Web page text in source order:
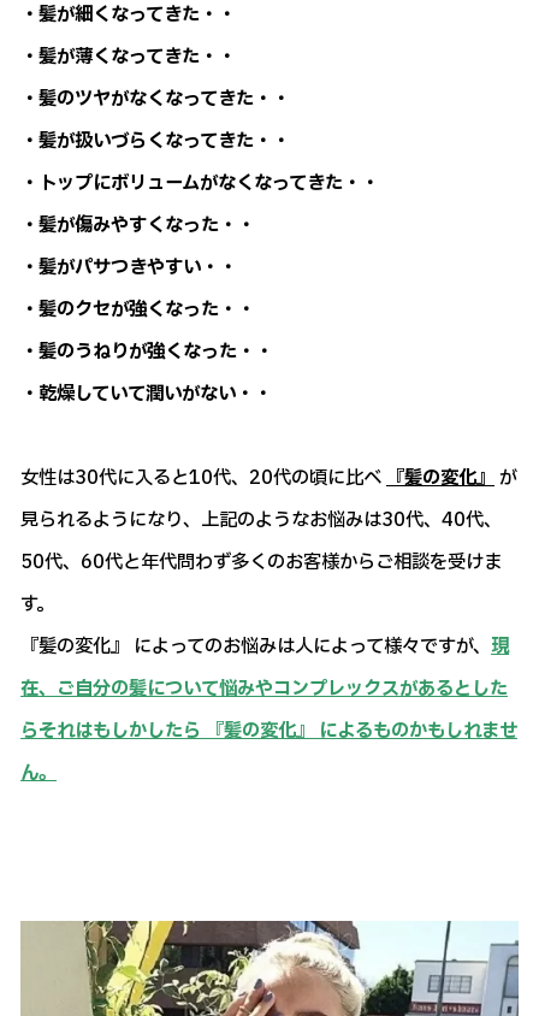
・髪が細くなってきた・・
・髪が薄くなってきた・・
・髪のツヤがなくなってきた・・
・髪が扱いづらくなってきた・・
・トップにボリュームがなくなってきた・・
・髪が傷みやすくなった・・
・髪がパサつきやすい・・
・髪のクセが強くなった・・
・髪のうねりが強くなった・・
・乾燥していて潤いがない・・
女性は30代に入ると10代、20代の頃に比べ『髪の変化』が
見られるようになり、上記のようなお悩みは30代、40代、
50代、60代と年代問わず多くのお客様からご相談を受けま
す。
『髪の変化』 によってのお悩みは人によって様々ですが、 現
在、ご自分の髪について悩みやコンプレックスがあるとした
らそれはもしかしたら 『髪の変化』 によるものかもしれませ
ん。